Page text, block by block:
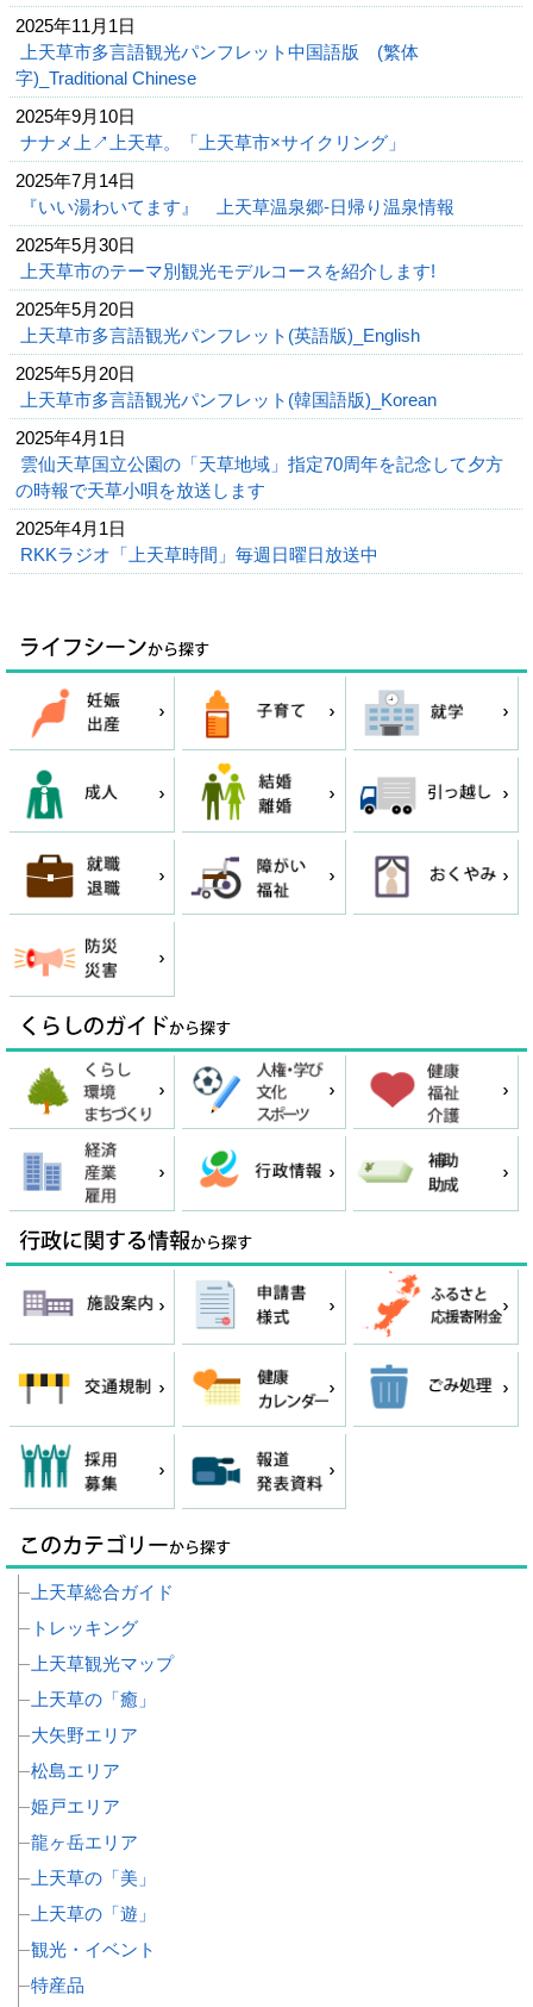
2025年11月1日
上天草市多言語観光パンフレット中国語版 (繁体
字)_Traditional Chinese
2025年9月10日
ナナメ上↗上天草。「上天草市×サイクリング」
2025年7月14日
『いい湯わいてます』 上天草温泉郷-日帰り温泉情報
2025年5月30日
上天草市のテーマ別観光モデルコースを紹介します!
2025年5月20日
上天草市多言語観光パンフレット(英語版)_English
2025年5月20日
上天草市多言語観光パンフレット(韓国語版)_Korean
2025年4月1日
雲仙天草国立公園の「天草地域」指定70周年を記念して夕方
の時報で天草小唄を放送します
2025年4月1日
RKKラジオ「上天草時間」毎週日曜日放送中
上天草総合ガイド
トレッキング
上天草観光マップ
上天草の「癒」
大矢野エリア
松島エリア
姫戸エリア
龍ヶ岳エリア
上天草の「美」
上天草の「遊」
観光・イベント
特産品